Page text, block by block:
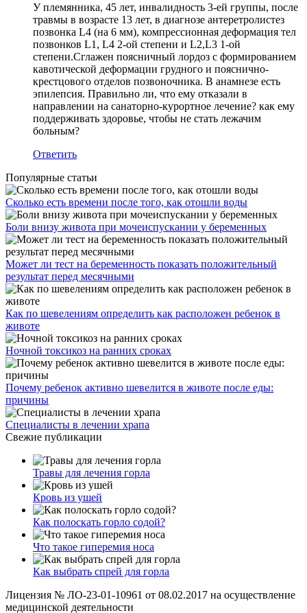
У племянника, 45 лет, инвалидность 3-ей группы, после
травмы в возрасте 13 лет, в диагнозе антеретролистез
позвонка L4 (на 6 мм), компрессионная деформация тел
позвонков L1, L4 2-ой степени и L2,L3 1-ой
степени.Сглажен поясничный лордоз с формированием
кавотической деформации грудного и пояснично-
крестцового отделов позвоночника. В анамнезе есть
эпилепсия. Правильно ли, что ему отказали в
направлении на санаторно-курортное лечение? как ему
поддерживать здоровье, чтобы не стать лежачим
больным?
Ответить
Популярные статьи
Сколько есть времени после того, как отошли воды
Боли внизу живота при мочеиспускании у беременных
Может ли тест на беременность показать положительный
результат перед месячными
Как по шевелениям определить как расположен ребенок в
животе
Ночной токсикоз на ранних сроках
Почему ребенок активно шевелится в животе после еды:
причины
Специалисты в лечении храпа
Свежие публикации
Травы для лечения горла
Кровь из ушей
Как полоскать горло содой?
Что такое гиперемия носа
Как выбрать спрей для горла
Лицензия № ЛО-23-01-10961 от 08.02.2017 на осуществление
медицинской деятельности